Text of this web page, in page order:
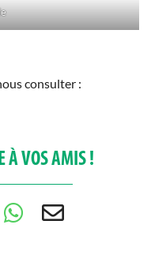
consulter :
À VOS AMIS !